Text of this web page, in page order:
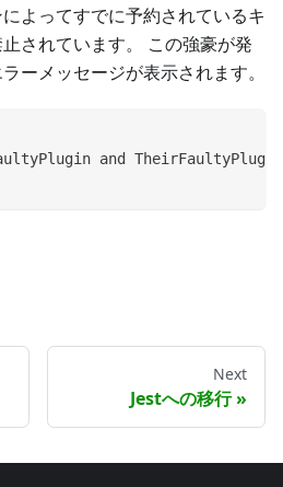
よってすでに予約されているキ
されています。 この強豪が発
ーメッセージが表示されます。
and
Next
Jestへの移行